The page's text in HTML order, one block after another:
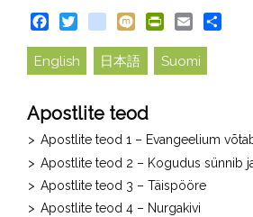
FacebookTwitterblogger_post
Mixi PrintFriendly
Email
English 日本語 Suomi
Apostlite teod
Apostlite teod 1 – Evangeelium
Apostlite teod 2 – Kogudus sünnib
Apostlite teod 3 – Täispööre
Apostlite teod 4 – Nurgakivi